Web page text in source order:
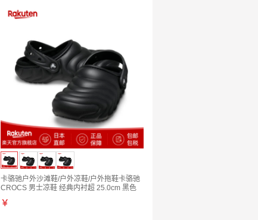
卡骆驰户外沙滩鞋/户外凉鞋/户外拖鞋卡骆驰
CROCS 男士凉鞋 经典内衬超 25.0cm 黑色
￥